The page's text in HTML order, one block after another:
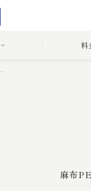
料
する原因は？失敗した時の対応は
麻布